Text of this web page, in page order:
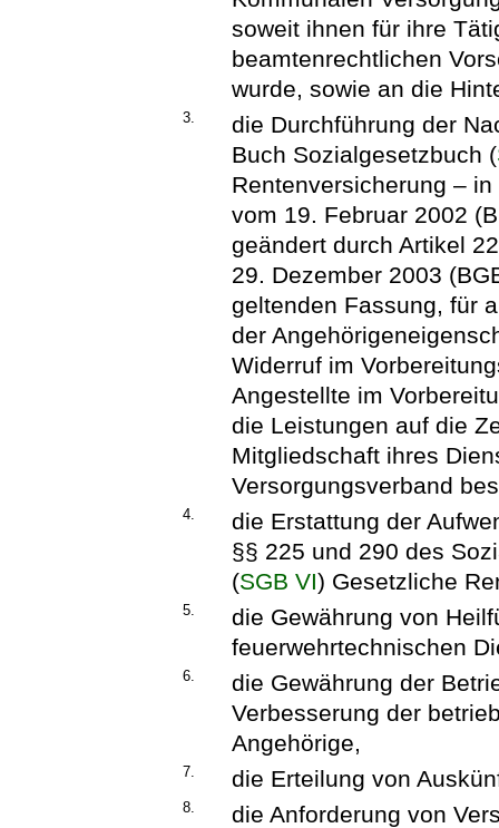
soweit ihnen für ihre
beamtenrechtlichen
wurde, sowie an die
3.
die Durchführung der
Buch Sozialgesetzbuch (
Rentenversicherung –
vom 19. Februar 2002
geändert durch Artikel
29. Dezember 2003
geltenden Fassung, für
der
Widerruf im
Angestellte im
die Leistungen auf die
Mitgliedschaft ihres
Versorgungsverband
4.
die Erstattung der
§§ 225 und 290 des
(SGB VI) Gesetzliche
5.
die Gewährung von
feuerwehrtechnischen
6.
die Gewährung der
Verbesserung der
Angehörige,
7. die Erteilung von
8.
die Anforderung von